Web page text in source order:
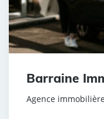
Barraine
Agence